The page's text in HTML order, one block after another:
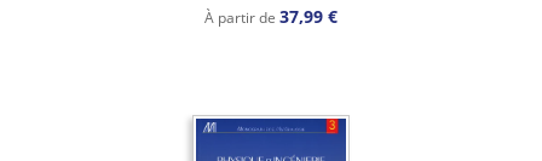
À partir de 37,99 €